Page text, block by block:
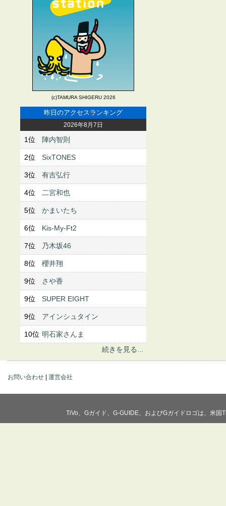
(c)TAMURA SHIGERU 2026
昨日のアクセスランキング
2026年8月7日
1位 陣内智則
2位 SixTONES
3位 有吉弘行
4位 二宮和也
5位 かまいたち
6位 Kis-My-Ft2
7位 乃木坂46
8位 櫻井翔
9位 さや香
9位 SUPER EIGHT
9位 アインシュタイン
10位 明石家さんま
続きを見る...
お問い合わせ 運営会社
TiVo、Gガイド、G-GUIDE、およびGガイドロゴは、米